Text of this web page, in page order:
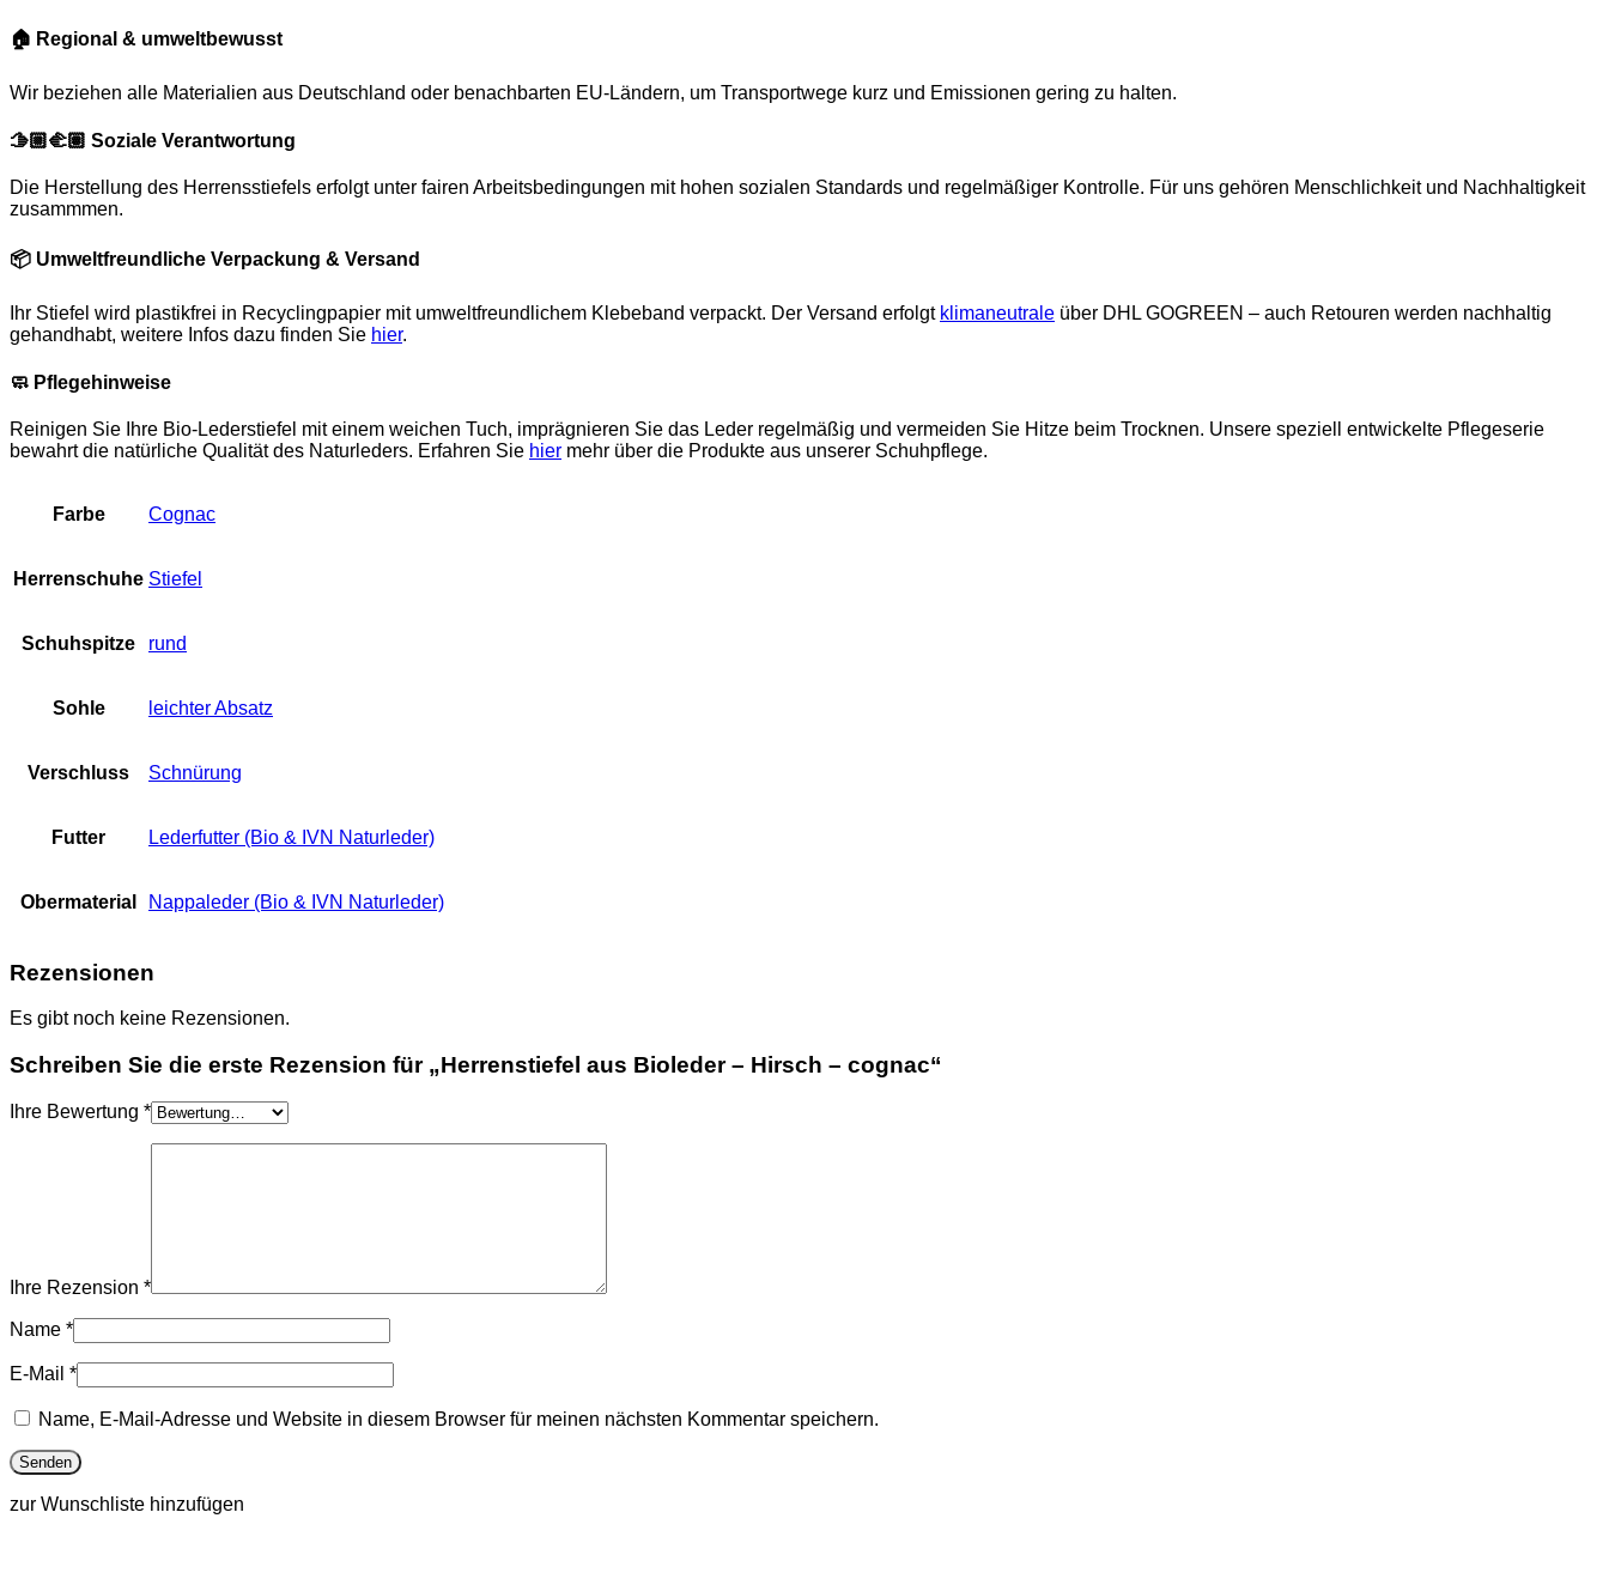
🏠 Regional & umweltbewusst
Wir beziehen alle Materialien aus Deutschland oder benachbarten EU-Ländern, um Transportwege kurz und Emissionen gering zu halten.
🫱🏼‍🫲🏽 Soziale Verantwortung
Die Herstellung des Herrensstiefels erfolgt unter fairen Arbeitsbedingungen mit hohen sozialen Standards und regelmäßiger Kontrolle. Für uns gehören Menschlichkeit und Nachhaltigkeit
zusammmen.
📦 Umweltfreundliche Verpackung & Versand
Ihr Stiefel wird plastikfrei in Recyclingpapier mit umweltfreundlichem Klebeband verpackt. Der Versand erfolgt klimaneutrale über DHL GOGREEN – auch Retouren werden nachhaltig
gehandhabt, weitere Infos dazu finden Sie hier.
🧼 Pflegehinweise
Reinigen Sie Ihre Bio-Lederstiefel mit einem weichen Tuch, imprägnieren Sie das Leder regelmäßig und vermeiden Sie Hitze beim Trocknen. Unsere speziell entwickelte Pflegeserie
bewahrt die natürliche Qualität des Naturleders. Erfahren Sie hier mehr über die Produkte aus unserer Schuhpflege.
Farbe Cognac
Herrenschuhe Stiefel
Schuhspitze rund
Sohle leichter Absatz
Verschluss Schnürung
Futter Lederfutter (Bio & IVN Naturleder)
Obermaterial Nappaleder (Bio & IVN Naturleder)
Rezensionen
Es gibt noch keine Rezensionen.
Schreiben Sie die erste Rezension für „Herrenstiefel aus Bioleder – Hirsch – cognac“
Ihre Bewertung *
Ihre Rezension *
Name *
E-Mail *
Name, E-Mail-Adresse und Website in diesem Browser für meinen nächsten Kommentar speichern.
zur Wunschliste hinzufügen